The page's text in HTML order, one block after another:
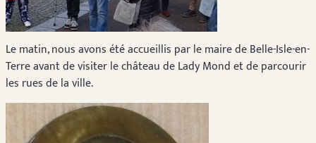
Le matin, nous avons été accueillis par le maire de Belle-Isle-en-
Terre avant de visiter le château de Lady Mond et de parcourir
les rues de la ville.